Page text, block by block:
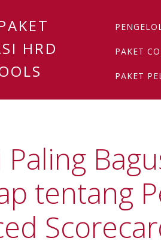
HRD
Skip
content
PAKET
PAKET
tentang